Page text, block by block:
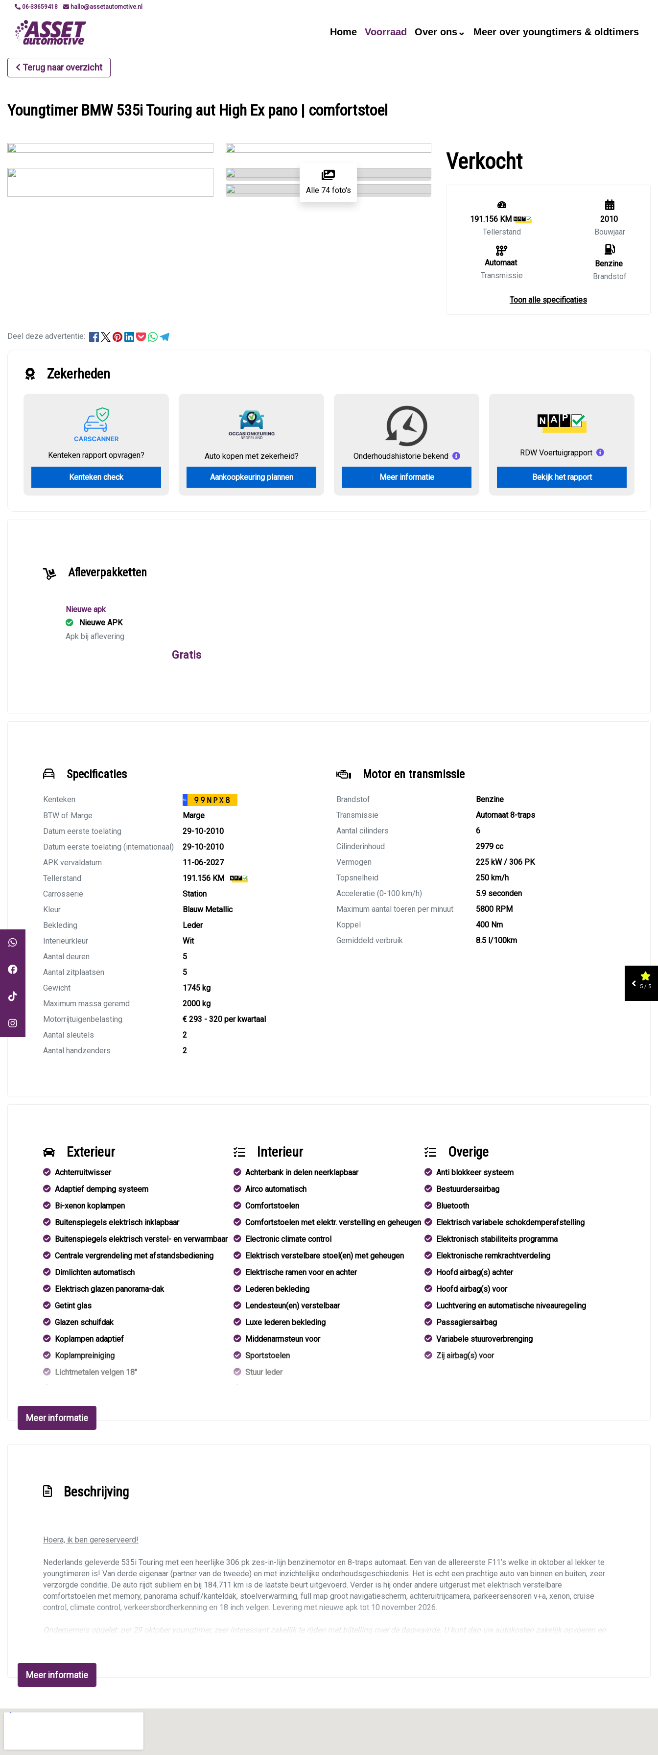
06-33659418 hallo@assetautomotive.nl
Home Voorraad Over ons⌄ Meer over youngtimers & oldtimers
Terug naar overzicht
Youngtimer BMW 535i Touring aut High Ex pano | comfortstoel
Alle 74 foto's
Verkocht
191.156 KM
Tellerstand
Automaat
Transmissie
2010
Bouwjaar
Benzine
Brandstof
Toon alle specificaties
Deel deze advertentie:
Zekerheden
Kenteken rapport opvragen?
Kenteken check
Auto kopen met zekerheid?
Aankoopkeuring plannen
Onderhoudshistorie bekend
Meer informatie
RDW Voertuigrapport
Bekijk het rapport
Afleverpakketten
Nieuwe apk
Nieuwe APK
Apk bij aflevering
Gratis
Specificaties
Kenteken NL 99NPX8
BTW of Marge
Marge
Datum eerste toelating
29-10-2010
Datum eerste toelating (internationaal)
29-10-2010
APK vervaldatum
11-06-2027
Tellerstand
191.156 KM
Carrosserie
Station
Kleur
Blauw Metallic
Bekleding
Leder
Interieurkleur
Wit
Aantal deuren
5
Aantal zitplaatsen
5
Gewicht
1745 kg
Maximum massa geremd
2000 kg
Motorrijtuigenbelasting
€ 293 - 320 per kwartaal
Aantal sleutels
2
Aantal handzenders
2
Motor en transmissie
Brandstof
Benzine
Transmissie
Automaat 8-traps
Aantal cilinders
6
Cilinderinhoud
2979 cc
Vermogen
225 kW / 306 PK
Topsnelheid
250 km/h
Acceleratie (0-100 km/h)
5.9 seconden
Maximum aantal toeren per minuut
5800 RPM
Koppel
400 Nm
Gemiddeld verbruik
8.5 l/100km
Exterieur
Achterruitwisser
Adaptief demping systeem
Bi-xenon koplampen
Buitenspiegels elektrisch inklapbaar
Buitenspiegels elektrisch verstel- en verwarmbaar
Centrale vergrendeling met afstandsbediening
Dimlichten automatisch
Elektrisch glazen panorama-dak
Getint glas
Glazen schuifdak
Koplampen adaptief
Koplampreiniging
Lichtmetalen velgen 18"
Mistlampen voor
Park distance control
Interieur
Achterbank in delen neerklapbaar
Airco automatisch
Comfortstoelen
Comfortstoelen met elektr. verstelling en geheugen
Electronic climate control
Elektrisch verstelbare stoel(en) met geheugen
Elektrische ramen voor en achter
Lederen bekleding
Lendesteun(en) verstelbaar
Luxe lederen bekleding
Middenarmsteun voor
Sportstoelen
Stuur leder
Overige
Anti blokkeer systeem
Bestuurdersairbag
Bluetooth
Elektrisch variabele schokdemperafstelling
Elektronisch stabiliteits programma
Elektronische remkrachtverdeling
Hoofd airbag(s) achter
Hoofd airbag(s) voor
Luchtvering en automatische niveauregeling
Passagiersairbag
Variabele stuuroverbrenging
Zij airbag(s) voor
Meer informatie
Beschrijving
Hoera, ik ben gereserveerd!
Nederlands geleverde 535i Touring met een heerlijke 306 pk zes-in-lijn benzinemotor en 8-traps automaat. Een van de allereerste F11’s welke in oktober al lekker te
youngtimeren is! Van derde eigenaar (partner van de tweede) en met inzichtelijke onderhoudsgeschiedenis. Het is echt een prachtige auto van binnen en buiten, zeer
verzorgde conditie. De auto rijdt subliem en bij 184.711 km is de laatste beurt uitgevoerd. Verder is hij onder andere uitgerust met elektrisch verstelbare
comfortstoelen met memory, panorama schuif/kanteldak, stoelverwarming, full map groot navigatiescherm, achteruitrijcamera, parkeersensoren v+a, xenon, cruise
control, climate control, verkeersbordherkenning en 18 inch velgen. Levering met nieuwe apk tot 10 november 2026.
Ondernemers opgelet: per 29 oktober youngtimer, zeer interessant zakelijk te rijden met bijtelling over de dagwaarde. U kunt dan uw autokosten zakelijk opvoeren en
Over deze auto
De BMW F10-serie zag in 2010 het levenslicht als opvolger van de succesvolle E60, en kenmerkt zich door een meer ingetogen uitstraling. Dit exemplaar stamt uit en
heeft altijd in Nederland gereden. De tellerstand is logisch en de auto heeft slechts drie eigenaren gekend. Alle beurten zijn aantoonbaar uitgevoerd en kunnen ook
banden zijn nog zeer goed. De auto rijdt werkelijk fantastisch.
Meer informatie
5 / 5